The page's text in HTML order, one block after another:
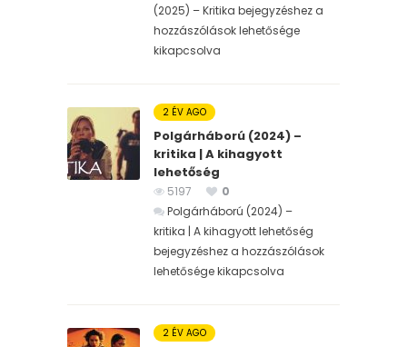
(2025) – Kritika bejegyzéshez a
hozzászólások lehetősége
kikapcsolva
2 ÉV AGO
Polgárháború (2024) –
kritika | A kihagyott
lehetőség
5197
0
Polgárháború (2024) –
kritika | A kihagyott lehetőség
bejegyzéshez a hozzászólások
lehetősége kikapcsolva
2 ÉV AGO